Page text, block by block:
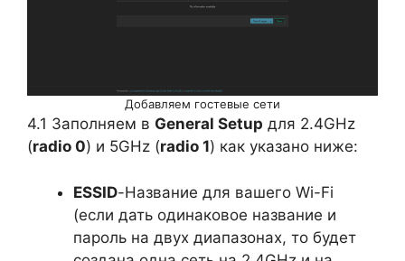
Добавляем гостевые сети
4.1 Заполняем в General Setup для 2.4GHz
(radio 0) и 5GHz (radio 1) как указано ниже:
ESSID-Название для вашего Wi-Fi
(если дать одинаковое название и
пароль на двух диапазонах, то будет